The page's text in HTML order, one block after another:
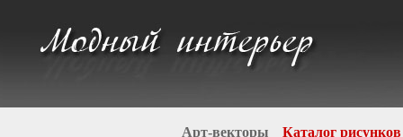
Арт-векторы Каталог рисунков